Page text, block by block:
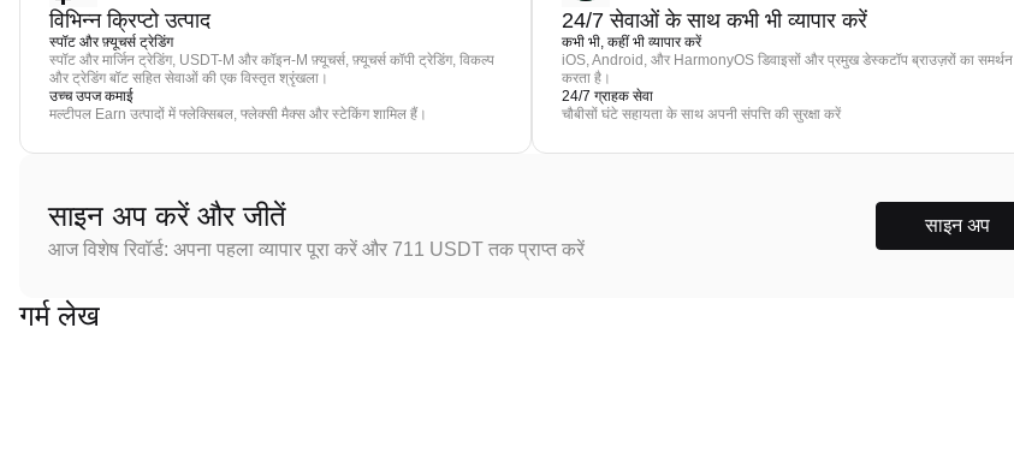
विभिन्न क्रिप्टो उत्पाद
स्पॉट और फ़्यूचर्स ट्रेडिंग
स्पॉट और मार्जिन ट्रेडिंग, USDT-M और कॉइन-M फ़्यूचर्स, फ़्यूचर्स कॉपी ट्रेडिंग, विकल्प
और ट्रेडिंग बॉट सहित सेवाओं की एक विस्तृत श्रृंखला।
उच्च उपज कमाई
मल्टीपल Earn उत्पादों में फ्लेक्सिबल, फ्लेक्सी मैक्स और स्टेकिंग शामिल हैं।
24/7 सेवाओं के साथ कभी भी व्यापार करें
कभी भी, कहीं भी व्यापार करें
iOS, Android, और HarmonyOS डिवाइसों और प्रमुख डेस्कटॉप ब्राउज़रों का समर्थन
करता है।
24/7 ग्राहक सेवा
चौबीसों घंटे सहायता के साथ अपनी संपत्ति की सुरक्षा करें
साइन अप करें और जीतें
आज विशेष रिवॉर्ड: अपना पहला व्यापार पूरा करें और 711 USDT तक प्राप्त करें
साइन अप
गर्म लेख